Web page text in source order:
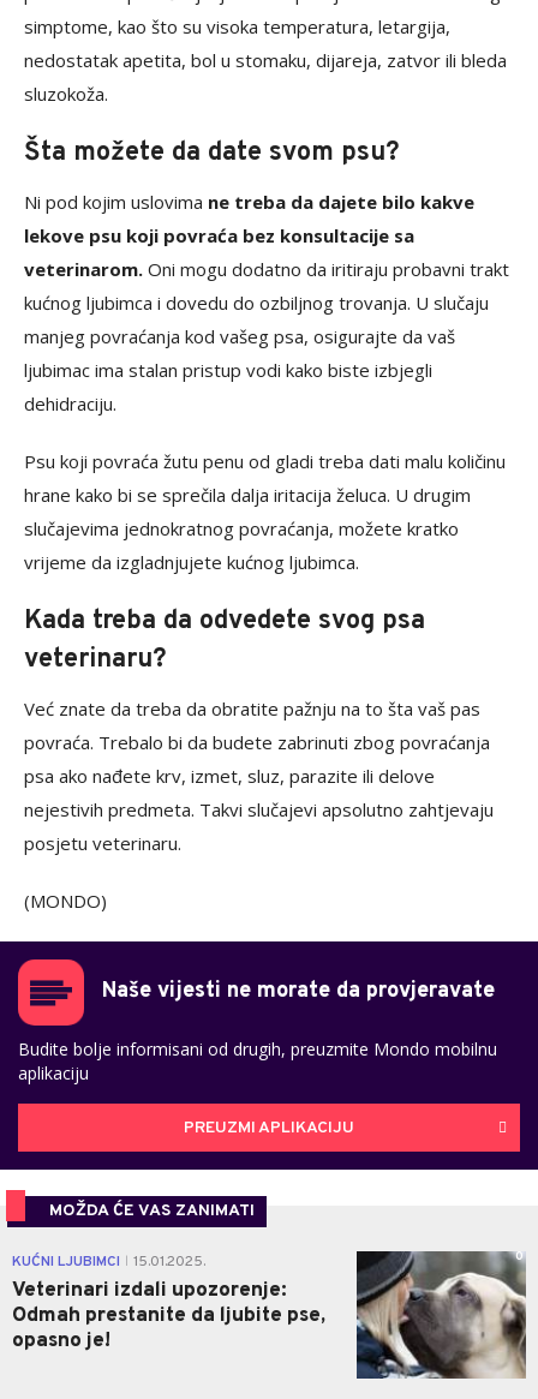
simptome, kao što su visoka temperatura, letargija,
nedostatak apetita, bol u stomaku, dijareja, zatvor ili bleda
sluzokoža.
Šta možete da date svom psu?
Ni pod kojim uslovima ne treba da dajete bilo kakve
lekove psu koji povraća bez konsultacije sa
veterinarom. Oni mogu dodatno da iritiraju probavni trakt
kućnog ljubimca i dovedu do ozbiljnog trovanja. U slučaju
manjeg povraćanja kod vašeg psa, osigurajte da vaš
ljubimac ima stalan pristup vodi kako biste izbjegli
dehidraciju.
Psu koji povraća žutu penu od gladi treba dati malu količinu
hrane kako bi se sprečila dalja iritacija želuca. U drugim
slučajevima jednokratnog povraćanja, možete kratko
vrijeme da izgladnjujete kućnog ljubimca.
Kada treba da odvedete svog psa
veterinaru?
Već znate da treba da obratite pažnju na to šta vaš pas
povraća. Trebalo bi da budete zabrinuti zbog povraćanja
psa ako nađete krv, izmet, sluz, parazite ili delove
nejestivih predmeta. Takvi slučajevi apsolutno zahtjevaju
posjetu veterinaru.
(MONDO)
Naše vijesti ne morate da provjeravate
Budite bolje informisani od drugih, preuzmite Mondo mobilnu
aplikaciju
PREUZMI APLIKACIJU
MOŽDA ĆE VAS ZANIMATI
KUĆNI LJUBIMCI 15.01.2025.
Veterinari izdali upozorenje:
Odmah prestanite da ljubite pse,
opasno je!
0